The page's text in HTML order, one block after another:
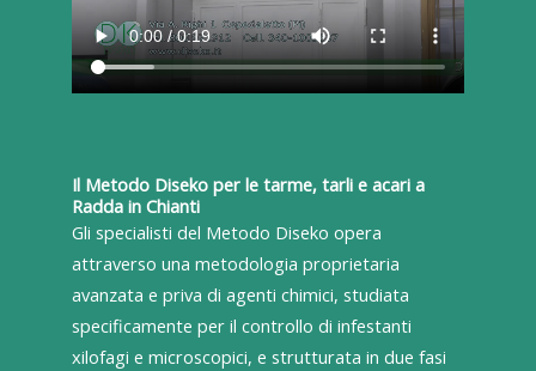
Il Metodo Diseko per le tarme, tarli e acari a
Radda in Chianti
Gli specialisti del Metodo Diseko opera
attraverso una metodologia proprietaria
avanzata e priva di agenti chimici, studiata
specificamente per il controllo di infestanti
xilofagi e microscopici, e strutturata in due fasi